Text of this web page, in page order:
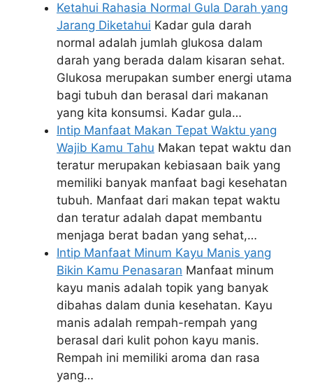
Ketahui Rahasia Normal Gula Darah yang
Jarang Diketahui Kadar gula darah
normal adalah jumlah glukosa dalam
darah yang berada dalam kisaran sehat.
Glukosa merupakan sumber energi utama
bagi tubuh dan berasal dari makanan
yang kita konsumsi. Kadar gula…
Intip Manfaat Makan Tepat Waktu yang
Wajib Kamu Tahu Makan tepat waktu dan
teratur merupakan kebiasaan baik yang
memiliki banyak manfaat bagi kesehatan
tubuh. Manfaat dari makan tepat waktu
dan teratur adalah dapat membantu
menjaga berat badan yang sehat,…
Intip Manfaat Minum Kayu Manis yang
Bikin Kamu Penasaran Manfaat minum
kayu manis adalah topik yang banyak
dibahas dalam dunia kesehatan. Kayu
manis adalah rempah-rempah yang
berasal dari kulit pohon kayu manis.
Rempah ini memiliki aroma dan rasa
yang…